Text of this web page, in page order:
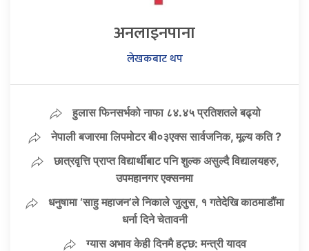
अनलाइनपाना
लेखकबाट थप
हुलास फिनसर्भको नाफा ८४.४५ प्रतिशतले बढ्यो
नेपाली बजारमा लिपमोटर बी०३एक्स सार्वजनिक, मूल्य कति ?
छात्रवृत्ति प्राप्त विद्यार्थीबाट पनि शुल्क असुल्दै विद्यालयहरु,
उपमहानगर एक्सनमा
धनुषामा ‘साहु महाजन’ले निकाले जुलुस, १ गतेदेखि काठमाडौंमा
धर्ना दिने चेतावनी
ग्यास अभाव केही दिनमै हट्छ: मन्त्री यादव